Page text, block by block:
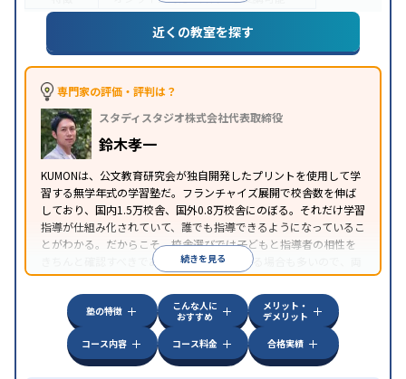
近くの教室を探す
専門家の評価・評判は？
スタディスタジオ株式会社代表取締役
鈴木孝一
KUMONは、公文教育研究会が独自開発したプリントを使用して学
習する無学年式の学習塾だ。フランチャイズ展開で校舎数を伸ば
しており、国内1.5万校舎、国外0.8万校舎にのぼる。それだけ学習
指導が仕組み化されていて、誰でも指導できるようになっているこ
とがわかる。だからこそ、校舎選びでは子どもと指導者の相性を
きちんと確認すべきである。近所に2校舎ある場合も多いので、両
方見学してみることをオススメする。
続きを見る
塾の特徴
こんな人に
おすすめ
メリット・
デメリット
コース内容
コース料金 合格実績